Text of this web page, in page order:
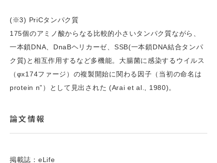
(※3) PriCタンパク質
175個のアミノ酸からなる比較的小さいタンパク質ながら、
一本鎖DNA、DnaBヘリカーゼ、SSB(一本鎖DNA結合タンパ
ク質)と相互作用するなど多機能。大腸菌に感染するウイルス
（φx174ファージ）の複製開始に関わる因子（当初の命名は
protein n”）として見出された (Arai et al., 1980)。
論文情報
掲載誌：eLife